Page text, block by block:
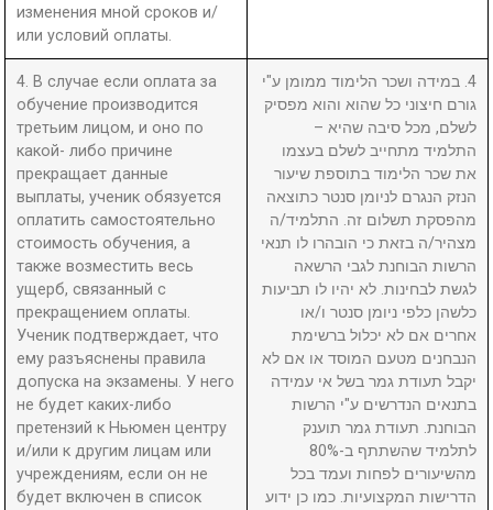
изменения мной сроков и/
или условий оплаты.
4. В случае если оплата за
обучение производится
третьим лицом, и оно по
какой- либо причине
прекращает данные
выплаты, ученик обязуется
оплатить самостоятельно
стоимость обучения, а
также возместить весь
ущерб, связанный с
прекращением оплаты.
Ученик подтверждает, что
ему разъяснены правила
допуска на экзамены. У него
не будет каких-либо
претензий к Ньюмен центру
и/или к другим лицам или
учреждениям, если он не
будет включен в список
4. במידה ושכר הלימוד ממומן ע"י
גורם חיצוני כל שהוא והוא מפסיק
לשלם, מכל סיבה שהיא –
התלמיד מתחייב לשלם בעצמו
את שכר הלימוד בתוספת שיעור
הנזק הנגרם לניומן סנטר כתוצאה
מהפסקת תשלום זה. התלמיד/ה
מצהיר/ה בזאת כי הובהרו לו תנאי
הרשות הבוחנת לגבי הרשאה
לגשת לבחינות. לא יהיו לו תביעות
כלשהן כלפי ניומן סנטר ו/או
אחרים אם לא יכלול ברשימת
הנבחנים מטעם המוסד או אם לא
יקבל תעודת גמר בשל אי עמידה
בתנאים הנדרשים ע"י הרשות
הבוחנת. תעודת גמר תוענק
לתלמיד שהשתתף ב-80%
מהשיעורים לפחות ועמד בכל
הדרישות המקצועיות. כמו כן ידוע